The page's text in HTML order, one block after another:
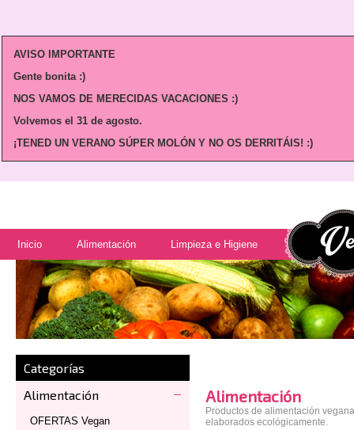
AVISO IMPORTANTE
Gente bonita :)
NOS VAMOS DE MERECIDAS VACACIONES :)
Volvemos el 31 de agosto.
¡TENED UN VERANO SÚPER MOLÓN Y NO OS DERRITÁIS! :)
Inicio Alimentación Limpieza e Higiene
Categorías
Alimentación
OFERTAS Vegan
Alimentación
Productos de alimentación
elaborados ecológicamente.